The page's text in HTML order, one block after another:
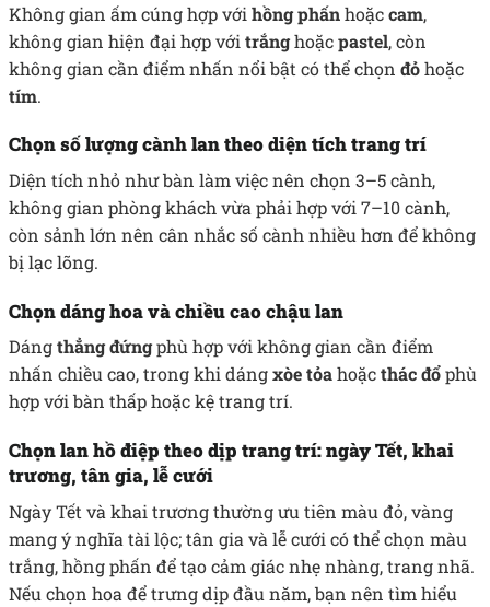
Không gian ấm cúng hợp với hồng phấnhoặccam,
không gian hiện đại hợp với trắnghoặcpastel, còn
không gian cần điểm nhấn nổi bật có thể chọn đỏhoặc
tím.
Chọn số lượng cành lan theo diện tích trang trí
Diện tích nhỏ như bàn làm việc nên chọn 3–5 cành,
không gian phòng khách vừa phải hợp với 7–10 cành,
còn sảnh lớn nên cân nhắc số cành nhiều hơn để không
bị lạc lõng.
Chọn dáng hoa và chiều cao chậu lan
Dángthẳng đứngphù hợp với không gian cần điểm
nhấn chiều cao, trong khi dángxòe tỏahoặcthác đổphù
hợp với bàn thấp hoặc kệ trang trí.
Chọn lan hồ điệp theo dịp trang trí: ngày Tết, khai
trương, tân gia, lễ cưới
Ngày Tết và khai trương thường ưu tiên màu đỏ, vàng
mang ý nghĩa tài lộc; tân gia và lễ cưới có thể chọn màu
trắng, hồng phấn để tạo cảm giác nhẹ nhàng, trang nhã.
Nếu chọn hoa để trưng dịp đầu năm, bạn nên tìm hiểu